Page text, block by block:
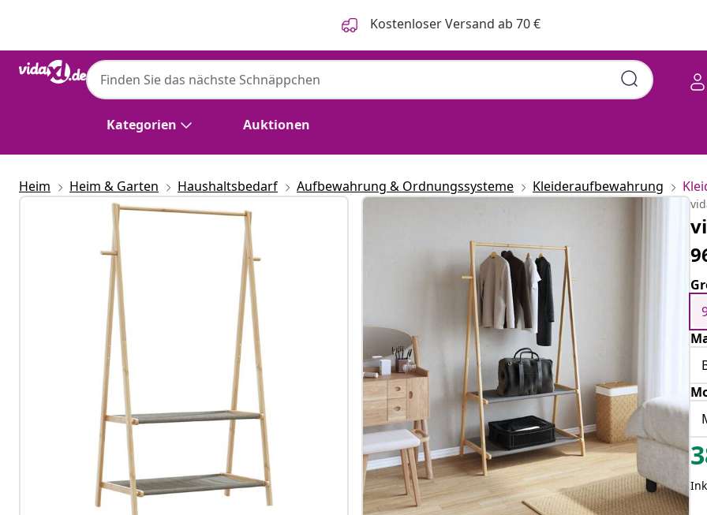
Kostenloser Versand ab 70 €
Kategorien Auktionen
Heim Heim & Garten Haushaltsbedarf Aufbewahrung & Ordnungssysteme Kleideraufbewahrung